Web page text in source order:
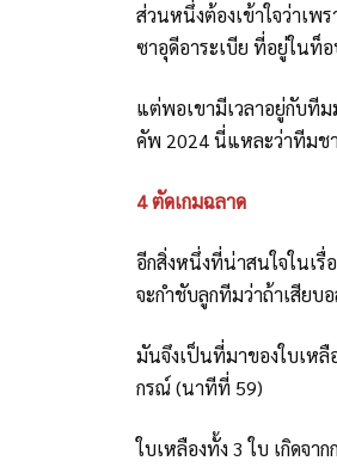
ส่วนหนึ่งต้องเข้าใจว่าเพ
ซาอุดีอาระเบีย ที่อยู่ในท็
แต่พอเขามีเวลาอยู่กับที
คัพ 2024 นี่แหละว่าทีมช
4 ตัดเกมฉลาด
อีกสิ่งหนึ่งที่น่าสนใจในเรื่
จะกำชับลูกทีมว่าถ้าเสีย
มันจึงเป็นที่มาของใบเห
กรณ์ (นาทีที่ 59)
ใบเหลืองทั้ง 3 ใบ เกิดจ